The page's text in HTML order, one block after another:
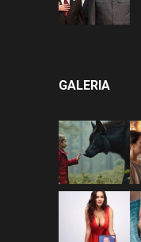
GALERIA